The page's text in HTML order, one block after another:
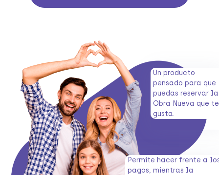
Un producto
pensado para que
puedas reservar la
Obra Nueva que te
gusta.
Permite hacer frente a
pagos, mientras la